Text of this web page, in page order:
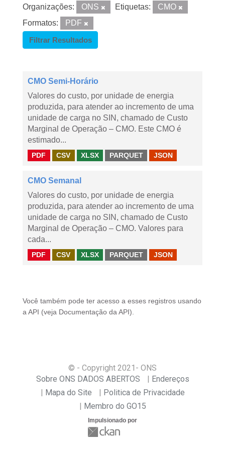
Organizações: ONS Etiquetas:
CMO
Formatos:
PDF
Filtrar Resultados
CMO Semi-Horário
Valores do custo, por unidade de energia
produzida, para atender ao incremento de uma
unidade de carga no SIN, chamado de Custo
Marginal de Operação – CMO. Este CMO é
estimado...
PDF CSV XLSX PARQUET JSON
CMO Semanal
Valores do custo, por unidade de energia
produzida, para atender ao incremento de uma
unidade de carga no SIN, chamado de Custo
Marginal de Operação – CMO. Valores para
cada...
PDF CSV XLSX PARQUET JSON
Você também pode ter acesso a esses registros usando
a API (veja Documentação da API ).
© - Copyright 2021 - ONS
Sobre ONS DADOS ABERTOS
Endereços
Mapa do Site
Politica de Privacidade
Membro do GO15
Impulsionado por